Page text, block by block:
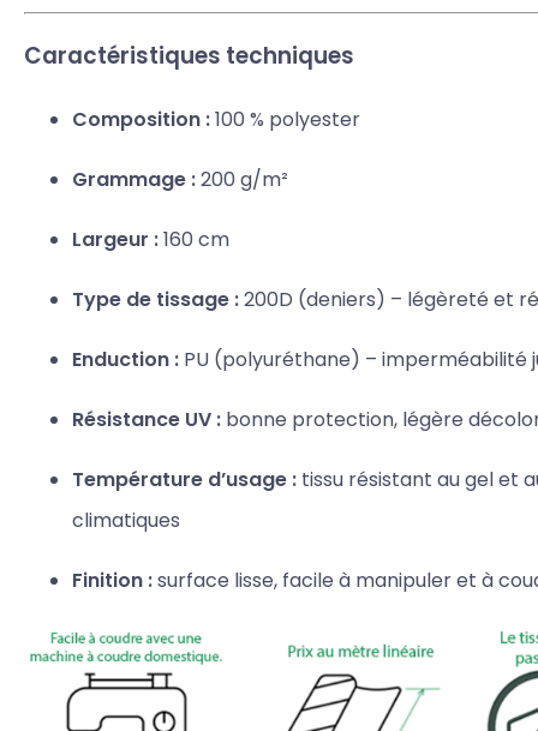
Caractéristiques techniques
Composition :100 % polyester
Grammage :200 g/m²
Largeur :160 cm
Type de tissage :200D (deniers) – légèreté et
Enduction : PU (polyuréthane) – imperméabilité
Résistance UV : bonne protection, légère
Température d’usage : tissu résistant au gel et
climatiques
Finition :surface lisse, facile à manipuler et à